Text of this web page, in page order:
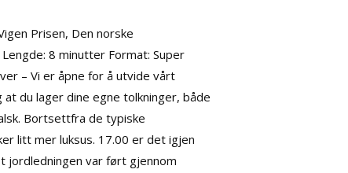
Prisen, Den norske
8 minutter Format: Super
– Vi er åpne for å utvide vårt
du lager dine egne tolkninger, både
Bortsettfra de typiske
litt mer luksus. 17.00 er det igjen
jordledningen var ført gjennom